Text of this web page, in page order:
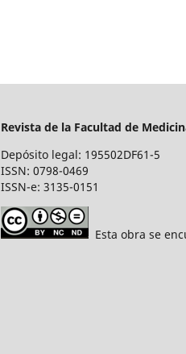
Revista de la Facultad de
Depósito legal: 195502DF61-5
ISSN: 0798-0469
ISSN-e: 3135-0151
Esta obra se